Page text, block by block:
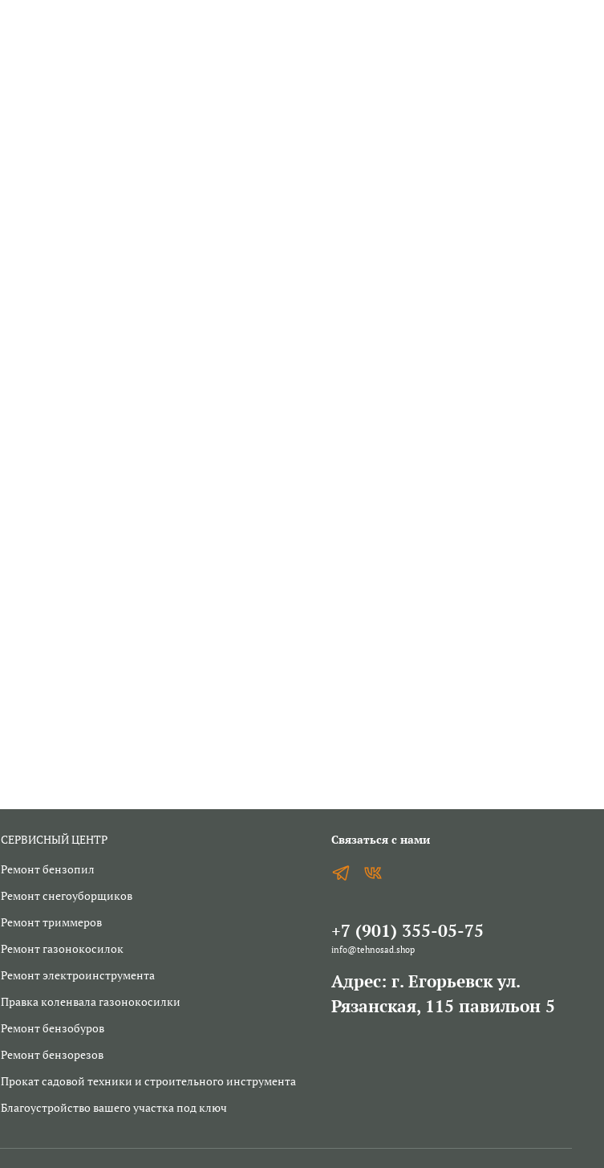
СЕРВИСНЫЙ ЦЕНТР
Ремонт бензопил
Ремонт снегоуборщиков
Ремонт триммеров
Ремонт газонокосилок
Ремонт электроинструмента
Правка коленвала газонокосилки
Ремонт бензобуров
Ремонт бензорезов
Прокат садовой техники и строительного инструмента
Благоустройство вашего участка под ключ
Связаться с нами
+7 (901) 355-05-75
info@tehnosad.shop
Адрес: г. Егорьевск ул.
Рязанская, 115 павильон 5